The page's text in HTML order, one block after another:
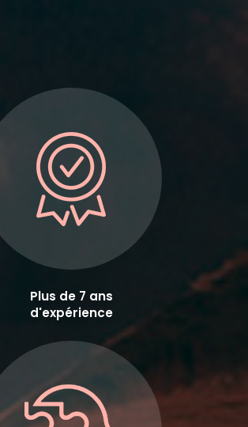
Plus de 7 ans
d'expérience